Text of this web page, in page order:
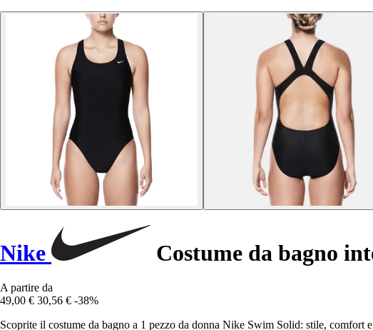
Nike Costume da bagno
A partire da
49,00 € 30,56 € -38%
Scoprite il costume da bagno a 1 pezzo da donna Nike Swim Solid: stile, comfort